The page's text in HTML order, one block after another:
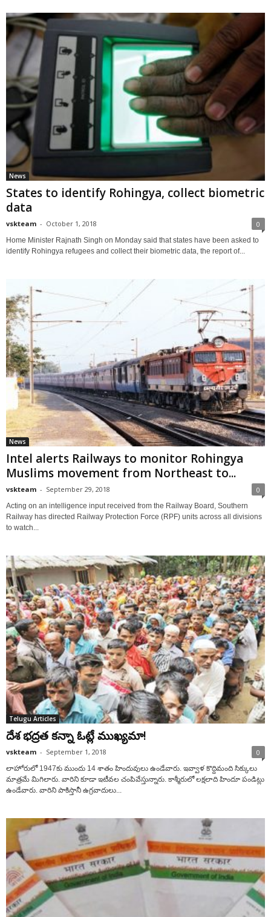
News
States to identify Rohingya, collect biometric
data
vskteam - October 1, 2018 0
Home Minister Rajnath Singh on Monday said that states have been asked to
identify Rohingya refugees and collect their biometric data, the report of...
News
Intel alerts Railways to monitor Rohingya
Muslims movement from Northeast to...
vskteam - September 29, 2018 0
Acting on an intelligence input received from the Railway Board, Southern
Railway has directed Railway Protection Force (RPF) units across all divisions
to watch...
Telugu Articles
దేశ భద్రత కన్నా ఓట్లే ముఖ్యమా!
vskteam - September 1, 2018 0
లాహోరులో 1947కు ముందు 14 శాతం హిందువులు ఉండేవారు. ఇవ్వాళ కొద్దిమంది సిక్కులు
మాత్రమే మిగిలారు. వారిని కూడా ఇటీవల చంపివేస్తున్నారు. కాశ్మీరులో లక్షలాది హిందూ పండిట్లు
ఉండేవారు. వారిని పాకిస్తానీ ఉగ్రవాదులు...